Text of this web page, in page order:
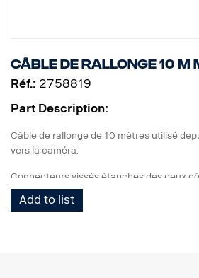
Câble de rallonge 10 m
Réf.: 2758819
Part Description:
Câble de rallonge de 10 mètres utilisé
vers la caméra.
Connecteurs vissés étanches des deux
Add to list